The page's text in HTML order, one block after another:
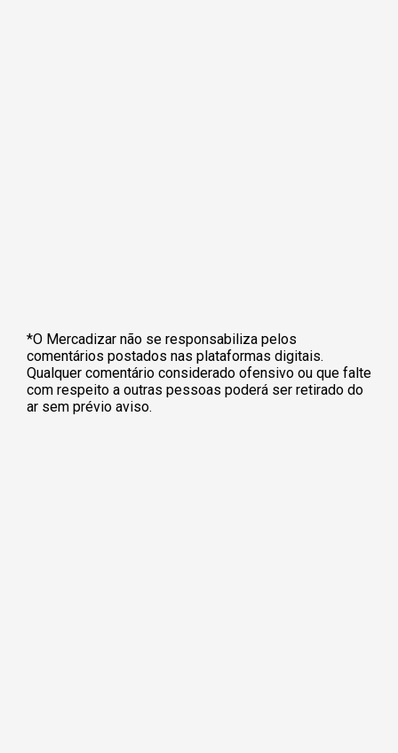
*O Mercadizar não se responsabiliza pelos
comentários postados nas plataformas digitais.
Qualquer comentário considerado ofensivo ou que falte
com respeito a outras pessoas poderá ser retirado do
ar sem prévio aviso.